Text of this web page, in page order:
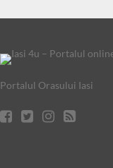
Portalul Orasului Iasi